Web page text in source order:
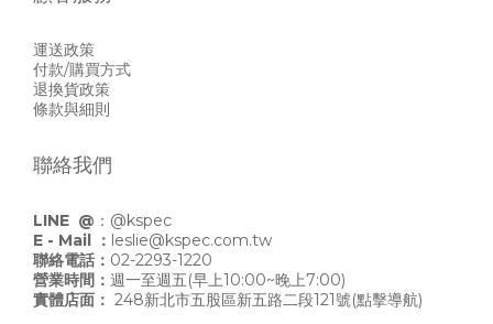
運送政策
付款/購買方式
退換貨政策
條款與細則
聯絡我們
LINE @ ： @kspec
E - Mail ： leslie@kspec.com.tw
聯絡電話： 02-2293-1220
營業時間： 週一至週五(早上10:00~晚上7:00)
實體店面： 248新北市五股區新五路二段121號(點擊導航)